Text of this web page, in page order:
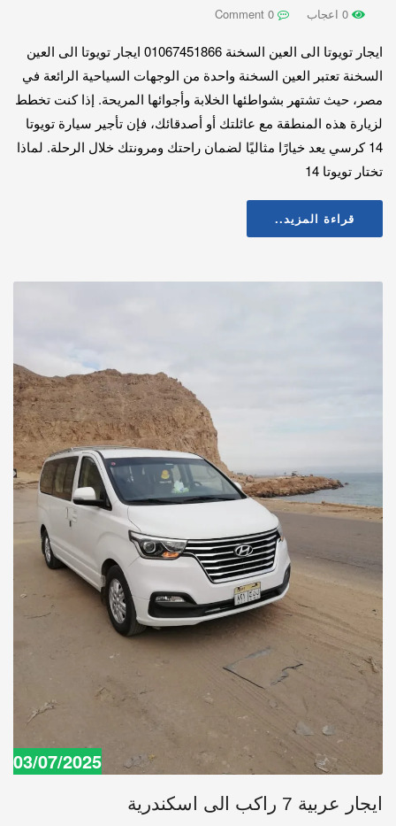
ايجار تويوتا الى العين السخنة 01067451866 ايجار تويوتا الى العين
السخنة تعتبر العين السخنة واحدة من الوجهات السياحية الرائعة في
مصر، حيث تشتهر بشواطئها الخلابة وأجوائها المريحة. إذا كنت تخطط
لزيارة هذه المنطقة مع عائلتك أو أصدقائك، فإن تأجير سيارة تويوتا
14 كرسي يعد خيارًا مثاليًا لضمان راحتك ومرونتك خلال الرحلة. لماذا
تختار تويوتا 14
قراءة المزيد..
03/07/2025
ايجار عربية 7 راكب الى اسكندرية